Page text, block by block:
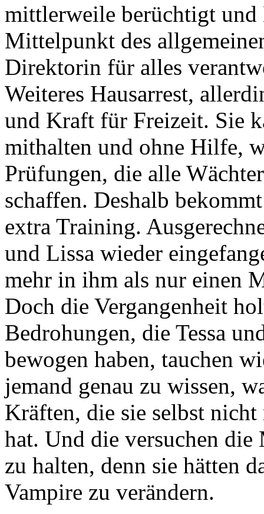
mittlerweile berüchtigt und
Mittelpunkt des
Direktorin für alles
Weiteres Hausarrest,
und Kraft für Freizeit. Sie
mithalten und ohne Hilfe,
Prüfungen, die alle
schaffen. Deshalb
extra Training.
und Lissa wieder
mehr in ihm als nur einen
Doch die Vergangenheit
Bedrohungen, die Tessa
bewogen haben, tauchen
jemand genau zu wissen,
Kräften, die sie selbst
hat. Und die versuchen
zu halten, denn sie hätten
Vampire zu verändern.